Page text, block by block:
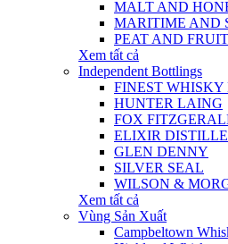
MALT AND
MARITIME AND
PEAT AND FRUIT
Xem tất cả
Independent Bottlings
FINEST WHISKY
HUNTER LAING
FOX
ELIXIR
GLEN DENNY
SILVER SEAL
WILSON &
Xem tất cả
Vùng Sản Xuất
Campbeltown